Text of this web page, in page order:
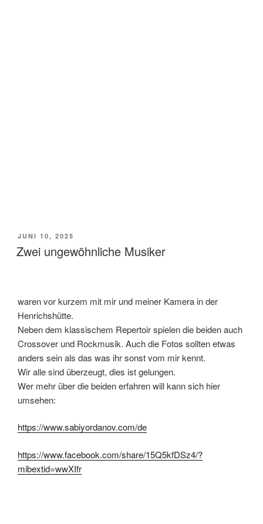
VERÖFFENTLICHT
AM
JUNI 10, 2025
Zwei ungewöhnliche Musiker
waren vor kurzem mit mir und meiner Kamera in der
Henrichshütte.
Neben dem klassischem Repertoir spielen die beiden auch
Crossover und Rockmusik. Auch die Fotos sollten etwas
anders sein als das was ihr sonst vom mir kennt.
Wir alle sind überzeugt, dies ist gelungen.
Wer mehr über die beiden erfahren will kann sich hier
umsehen:
https://www.sabiyordanov.com/de
https://www.facebook.com/share/15Q5kfDSz4/?
mibextid=wwXIfr